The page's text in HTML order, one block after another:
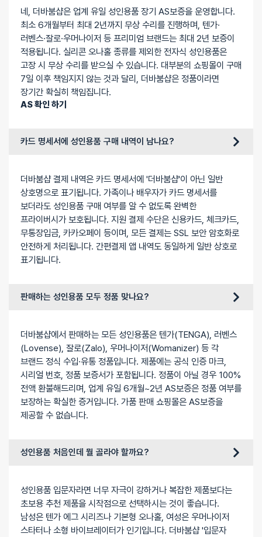
네, 더바붐샵은 업계 유일 성인용품 장기 AS보증을 운영합니다.
최소 6개월부터 최대 2년까지 무상 수리를 진행하며, 텐가·
러벤스·잘로·우머나이저 등 프리미엄 브랜드는 최대 2년 보증이
적용됩니다. 실리콘 오나홀 종류를 제외한 전자식 성인용품은
고장 시 무상 수리를 받으실 수 있습니다. 대부분의 쇼핑몰이 구매
7일 이후 책임지지 않는 것과 달리, 더바붐샵은 정품이라면
장기간 확실히 책임집니다.
AS 확인 하기
카드 명세서에 성인용품 구매 내역이 남나요?
더바붐샵 결제 내역은 카드 명세서에 '더바붐샵'이 아닌 일반
상호명으로 표기됩니다. 가족이나 배우자가 카드 명세서를
보더라도 성인용품 구매 여부를 알 수 없도록 완벽한
프라이버시가 보호됩니다. 지원 결제 수단은 신용카드, 체크카드,
무통장입금, 카카오페이 등이며, 모든 결제는 SSL 보안 암호화로
안전하게 처리됩니다. 간편결제 앱 내역도 동일하게 일반 상호로
표기됩니다.
판매하는 성인용품 모두 정품 맞나요?
더바붐샵에서 판매하는 모든 성인용품은 텐가(TENGA), 러벤스
(Lovense), 잘로(Zalo), 우머나이저(Womanizer) 등 각
브랜드 정식 수입·유통 정품입니다. 제품에는 공식 인증 마크,
시리얼 번호, 정품 보증서가 포함됩니다. 정품이 아닐 경우 100%
전액 환불해드리며, 업계 유일 6개월~2년 AS보증은 정품 여부를
보장하는 확실한 증거입니다. 가품 판매 쇼핑몰은 AS보증을
제공할 수 없습니다.
성인용품 처음인데 뭘 골라야 할까요?
성인용품 입문자라면 너무 자극이 강하거나 복잡한 제품보다는
초보용 추천 제품을 시작점으로 선택하시는 것이 좋습니다.
남성은 텐가 에그 시리즈나 기본형 오나홀, 여성은 우머나이저
스타터나 소형 바이브레이터가 인기입니다. 더바붐샵 '입문자